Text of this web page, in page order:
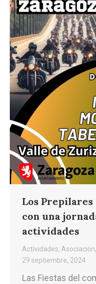
Los Prepilares
con una
actividades
Actividades, Asociación,
29 septiembre, 2024
Las Fiestas del